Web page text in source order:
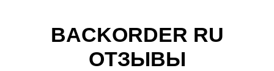
BACKORDER RU
ОТЗЫВЫ